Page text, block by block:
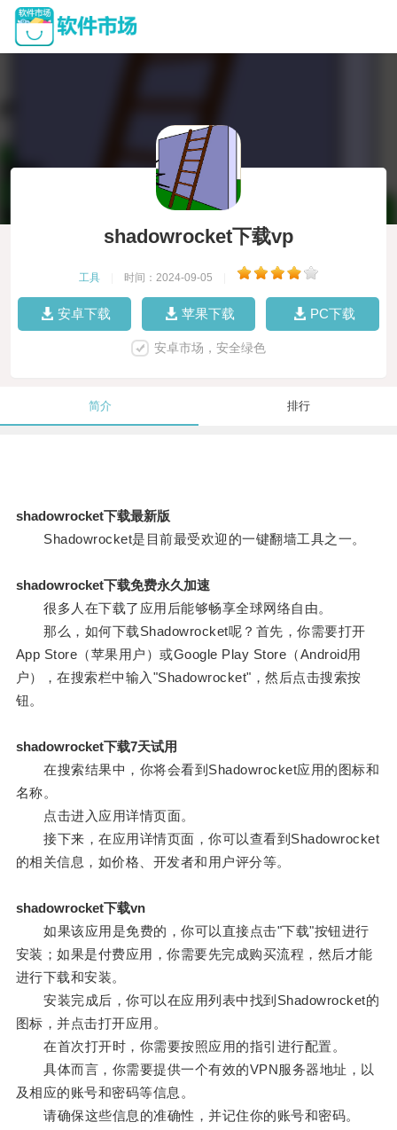
shadowrocket下载vp
工具 时间：2024-09-05
安卓下载 苹果下载 PC下载
安卓市场，安全绿色
简介 排行
shadowrocket下载最新版
Shadowrocket是目前最受欢迎的一键翻墙工具之一。
shadowrocket下载免费永久加速
很多人在下载了应用后能够畅享全球网络自由。
那么，如何下载Shadowrocket呢？首先，你需要打开
App Store（苹果用户）或Google Play Store（Android用
户），在搜索栏中输入"Shadowrocket"，然后点击搜索按
钮。
shadowrocket下载7天试用
在搜索结果中，你将会看到Shadowrocket应用的图标和
名称。
点击进入应用详情页面。
接下来，在应用详情页面，你可以查看到Shadowrocket
的相关信息，如价格、开发者和用户评分等。
shadowrocket下载vn
如果该应用是免费的，你可以直接点击"下载"按钮进行
安装；如果是付费应用，你需要先完成购买流程，然后才能
进行下载和安装。
安装完成后，你可以在应用列表中找到Shadowrocket的
图标，并点击打开应用。
在首次打开时，你需要按照应用的指引进行配置。
具体而言，你需要提供一个有效的VPN服务器地址，以
及相应的账号和密码等信息。
请确保这些信息的准确性，并记住你的账号和密码。